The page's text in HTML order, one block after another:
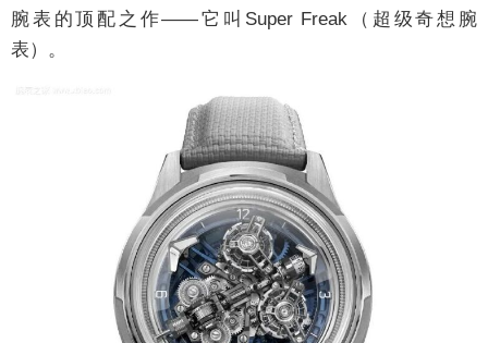
腕表的顶配之作——它叫Super Freak（超级奇想腕
表）。